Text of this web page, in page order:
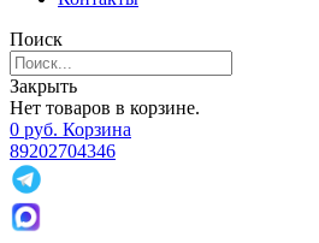
Поиск
Закрыть
Нет товаров в корзине.
0 руб. Корзина
89202704346